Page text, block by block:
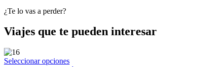
¿Te lo vas a perder?
Viajes que te pueden interesar
Seleccionar opciones